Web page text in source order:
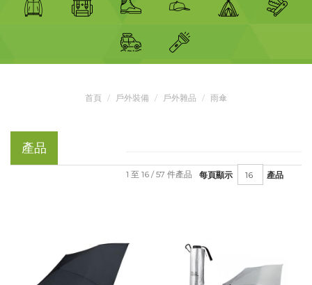
首頁 戶外裝備 戶外雜品 雨傘
產品
每頁顯示 產品
1 至 16 / 57 件產品